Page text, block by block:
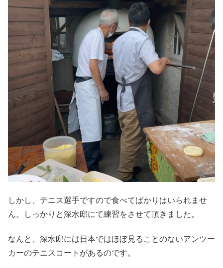
しかし、テニス選手ですので食べてばかりはいられませ
ん。しっかりと深水邸にて練習をさせて頂きました。
なんと、深水邸には日本ではほぼ見ることのないアンツー
カーのテニスコートがあるのです。